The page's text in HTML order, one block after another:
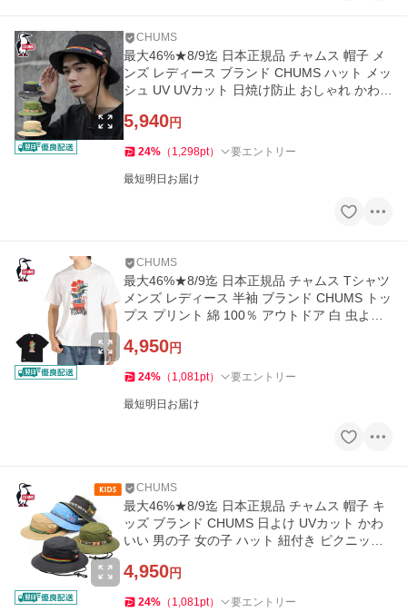
CHUMS
最大46%★8/9迄 日本正規品 チャムス 帽子 メ
ンズ レディース ブランド CHUMS ハット メッ
シュ UV UVカット 日焼け防止 おしゃれ かわい
5,940円
24% （ 1,298pt） 要エントリー
最短明日お届け
CHUMS
最大46%★8/9迄 日本正規品 チャムス Tシャツ
メンズ レディース 半袖 ブランド CHUMS トッ
プス プリント 綿 100％ アウトドア 白 虫よけ
4,950円
24% （ 1,081pt） 要エントリー
最短明日お届け
CHUMS
最大46%★8/9迄 日本正規品 チャムス 帽子 キ
ッズ ブランド CHUMS 日よけ UVカット かわ
いい 男の子 女の子 ハット 紐付き ピクニック
4,950円
24% （ 1,081pt） 要エントリー